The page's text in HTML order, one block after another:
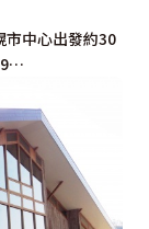
市中心出發約30